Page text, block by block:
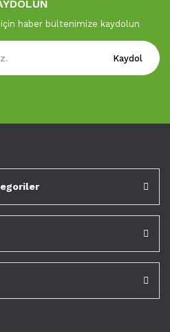
haber bültenimize kaydolun
Kaydol